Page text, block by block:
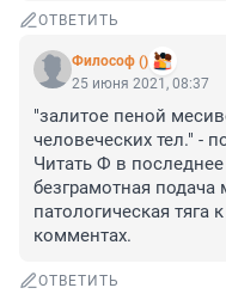
ОТВЕТИТЬ
Философ ()
25 июня 2021, 08:37
"залитое пеной
человеческих тел." -
Читать Ф в
безграмотная подача
патологическая тяга
комментах.
ОТВЕТИТЬ